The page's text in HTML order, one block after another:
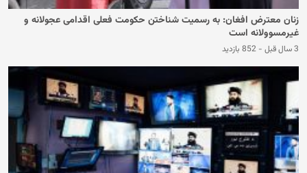
زنان معترض افغان: به رسمیت شناختن حکومت فعلی اقدامی عجولانه و
غیرمسوولانه است
3 سال قبل - 852 بازدید